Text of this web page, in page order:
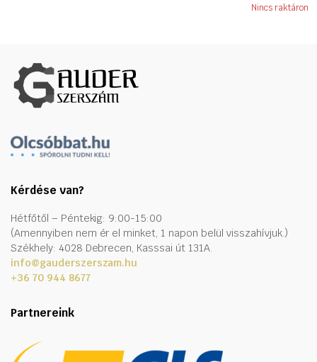
Nincs raktáron
Kérdése van?
Hétfőtől – Péntekig: 9:00-15:00
(Amennyiben nem ér el minket, 1 napon belül visszahívjuk.)
Székhely: 4028 Debrecen, Kasssai út 131A.
info@gauderszerszam.hu
+36 70 944 8677
Partnereink